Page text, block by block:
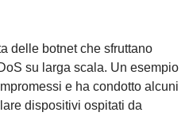
delle botnet che sfruttano
su larga scala. Un esempio
e ha condotto alcuni
dispositivi ospitati da